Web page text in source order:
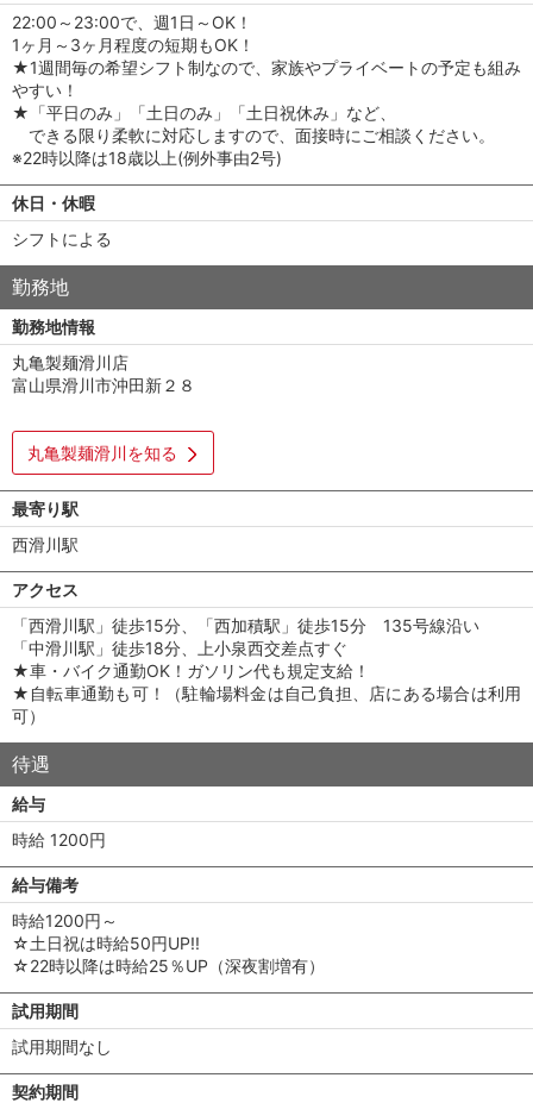
22:00～23:00で、週1日～OK！
1ヶ月～3ヶ月程度の短期もOK！
★1週間毎の希望シフト制なので、家族やプライベートの予定も組み
やすい！
★「平日のみ」「土日のみ」「土日祝休み」など、
できる限り柔軟に対応しますので、面接時にご相談ください。
※22時以降は18歳以上(例外事由2号)
休日・休暇
シフトによる
勤務地
勤務地情報
丸亀製麺滑川店
富山県滑川市沖田新２８
丸亀製麺滑川を知る
最寄り駅
西滑川駅
アクセス
「西滑川駅」徒歩15分、「西加積駅」徒歩15分 135号線沿い
「中滑川駅」徒歩18分、上小泉西交差点すぐ
★車・バイク通勤OK！ガソリン代も規定支給！
★自転車通勤も可！（駐輪場料金は自己負担、店にある場合は利用
可）
待遇
給与
時給 1200円
給与備考
時給1200円～
☆土日祝は時給50円UP!!
☆22時以降は時給25％UP（深夜割増有）
試用期間
試用期間なし
契約期間